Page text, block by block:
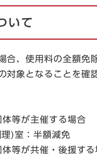
いて
合、使用料の全額免
対象となることを確
等が主催する場合
)室：半額減免
等が共催・後援する